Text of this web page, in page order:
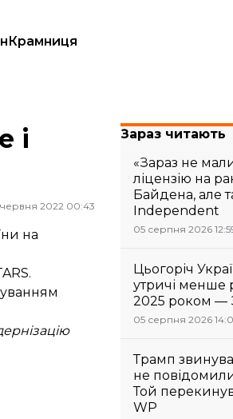
Крамниця
і
червня 2022 00:43
на
Зараз читають
«Зараз не
ліцензію на
Байдена, але
Independent
05 серпня 2026
Цьогоріч
утричі менше
2025 роком —
05 серпня 2026
Трамп
не
Той
WP